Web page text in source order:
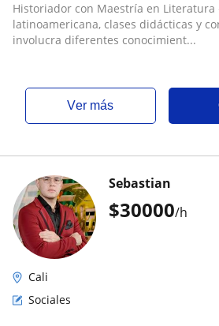
Historiador con Maestría en Literatura
latinoamericana, clases didácticas y
involucra diferentes conocimient...
ver más
$30000/h
Sebastian
Cali
Sociales